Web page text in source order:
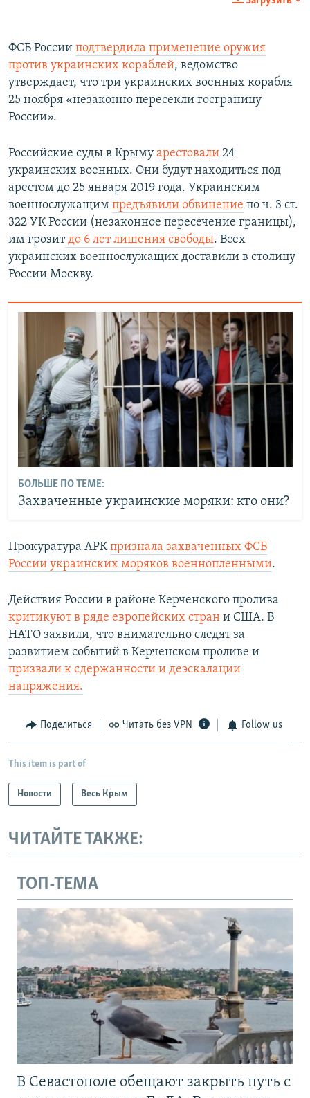
ФСБ России подтвердила применение оружия
против украинских кораблей, ведомство
утверждает, что три украинских военных корабля
25 ноября «незаконно пересекли госграницу
России».
Российские суды в Крыму арестовали 24
украинских военных. Они будут находиться под
арестом до 25 января 2019 года. Украинским
военнослужащим предъявили обвинение по ч. 3 ст.
322 УК России (незаконное пересечение границы),
им грозитдо 6 лет лишения свободы. Всех
украинских военнослужащих доставили в столицу
России Москву.​
БОЛЬШЕ ПО ТЕМЕ:
Захваченные украинские моряки: кто они?
Прокуратура АРКпризнала захваченных ФСБ
России украинских моряков военнопленными.
Действия России в районе Керченского пролива
критикуют в ряде европейских стран и США. В
НАТО заявили, что внимательно следят за
развитием событий в Керченском проливе и
призвали к сдержанности и деэскалации
напряжения.
Поделиться Читать без VPN Follow us
This item is part of
Новости Весь Крым
ЧИТАЙТЕ ТАКЖЕ:
ТОП-ТЕМА
В Севастополе обещают закрыть путь с